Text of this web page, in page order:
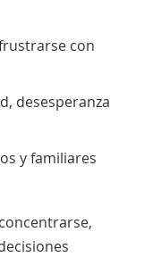
con
desesperanza
y familiares